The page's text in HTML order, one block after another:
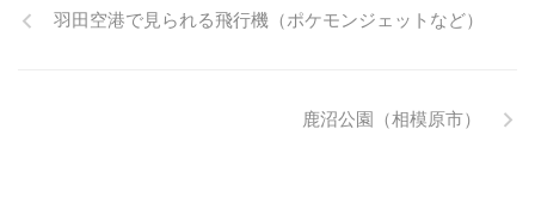
羽田空港で見られる飛行機（ポケモンジェットなど）
鹿沼公園（相模原市）